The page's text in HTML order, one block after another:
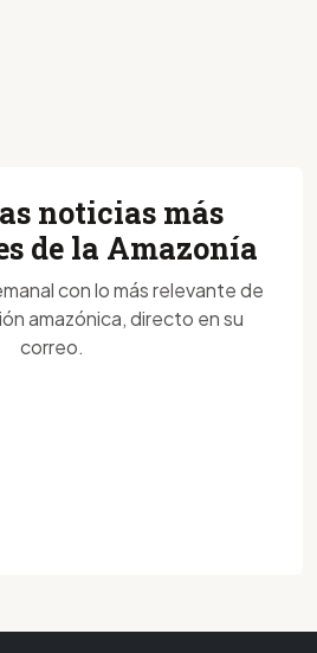
noticias más
de la Amazonía
con lo más relevante de
amazónica, directo en su
correo.